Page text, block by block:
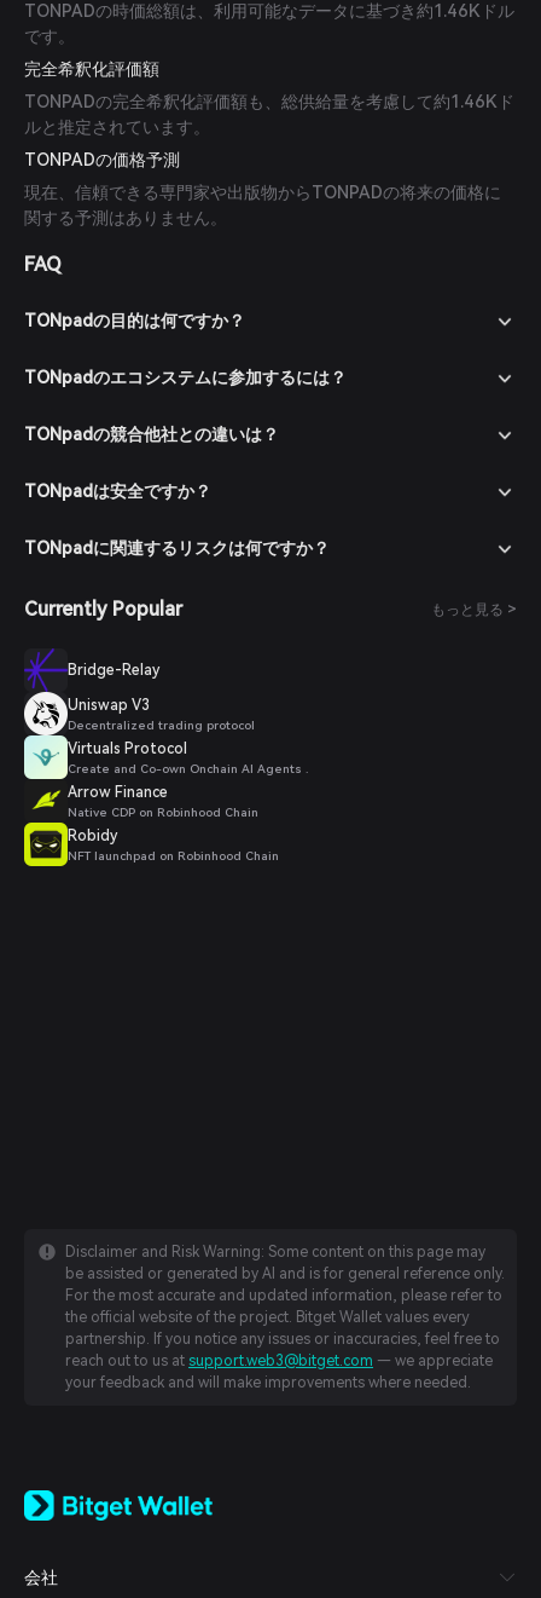
TONPADの時価総額は、利用可能なデータに基づき約1.46Kドル
です。
完全希釈化評価額
TONPADの完全希釈化評価額も、総供給量を考慮して約1.46Kド
ルと推定されています。
TONPADの価格予測
現在、信頼できる専門家や出版物からTONPADの将来の価格に
関する予測はありません。
FAQ
TONpadの目的は何ですか？
TONpadのエコシステムに参加するには？
TONpadの競合他社との違いは？
TONpadは安全ですか？
TONpadに関連するリスクは何ですか？
Currently Popular もっと見る >
Bridge-Relay
Uniswap V3
Decentralized trading protocol
Virtuals Protocol
Create and Co-own Onchain AI Agents .
Arrow Finance
Native CDP on Robinhood Chain
Robidy
NFT launchpad on Robinhood Chain
Disclaimer and Risk Warning: Some content on this page may
be assisted or generated by AI and is for general reference only.
For the most accurate and updated information, please refer to
the official website of the project. Bitget Wallet values every
partnership. If you notice any issues or inaccuracies, feel free to
reach out to us at support.web3@bitget.com — we appreciate
your feedback and will make improvements where needed.
日本語
Español (Latinoamérica)
会社